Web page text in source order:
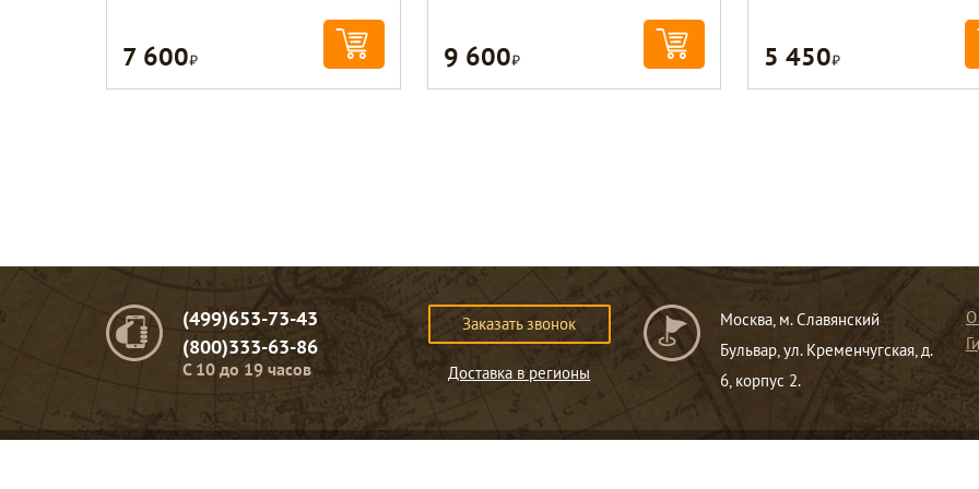
7 600Р 9 600Р 5 450Р
(499)653-73-43
(800)333-63-86
C 10 до 19 часов
Заказать звонок
Доставка в регионы
Москва, м. Славянский
Бульвар, ул. Кременчугская, д.
6, корпус 2.
О